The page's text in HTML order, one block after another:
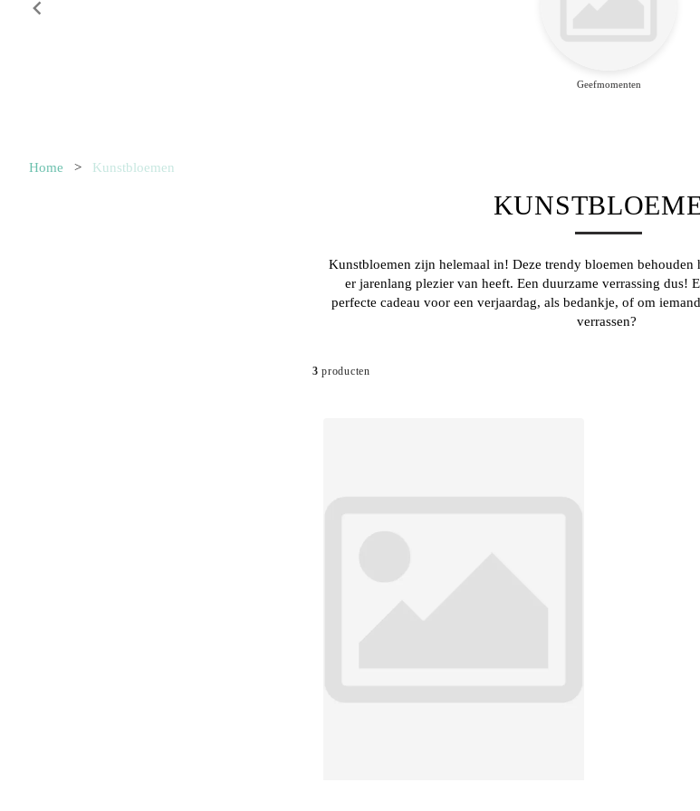
Geefmomenten
Home > Kunstbloemen
Kunstbloemen zijn helemaal in! Deze trendy bloemen behouden
er jarenlang plezier van heeft. Een duurzame verrassing dus!
perfecte cadeau voor een verjaardag, als bedankje, of om
verrassen?
3 producten